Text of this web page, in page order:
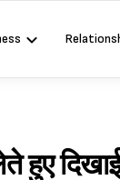
दिखाई